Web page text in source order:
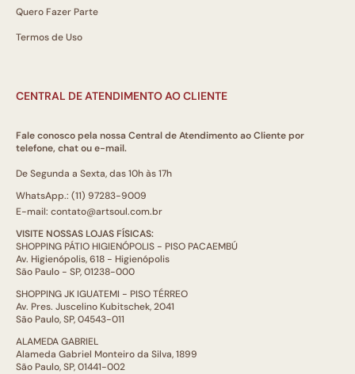
Quero Fazer Parte
Termos de Uso
CENTRAL DE ATENDIMENTO AO CLIENTE
Fale conosco pela nossa Central de Atendimento ao Cliente por
telefone, chat ou e-mail.
De Segunda a Sexta, das 10h às 17h
WhatsApp.: (11) 97283-9009
E-mail: contato@artsoul.com.br
VISITE NOSSAS LOJAS FÍSICAS:
SHOPPING PÁTIO HIGIENÓPOLIS - PISO PACAEMBÚ
Av. Higienópolis, 618 - Higienópolis
São Paulo - SP, 01238-000
SHOPPING JK IGUATEMI - PISO TÉRREO
Av. Pres. Juscelino Kubitschek, 2041
São Paulo, SP, 04543-011
ALAMEDA GABRIEL
Alameda Gabriel Monteiro da Silva, 1899
São Paulo, SP, 01441-002